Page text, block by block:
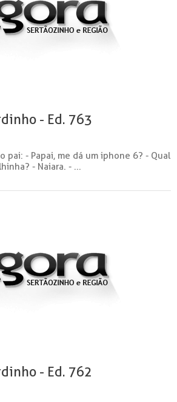
- Ed. 763
pai: - Papai, me dá um iphone 6? - Qual
- Naiara. - ...
- Ed. 762